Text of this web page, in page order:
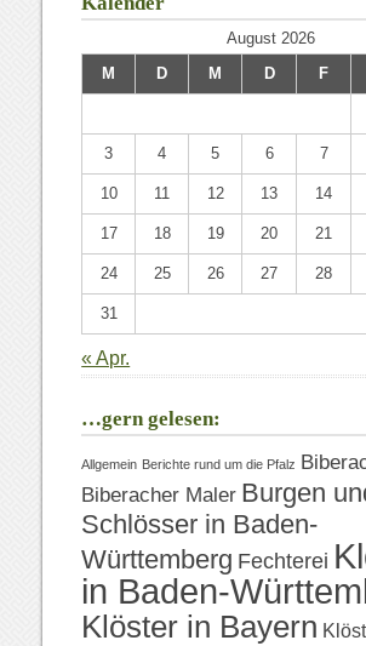
August 2026
M
D M D F
3 4 5 6 7
10 11 12 13 14
17 18 19 20 21
24 25 26 27 28
31
« Apr.
…gern gelesen:
Allgemein Berichte rund um die Pfalz
Biberacher Maler Burgen
Schlösser in Baden-
Württemberg Fechterei
in Baden-
Klöster in Bayern